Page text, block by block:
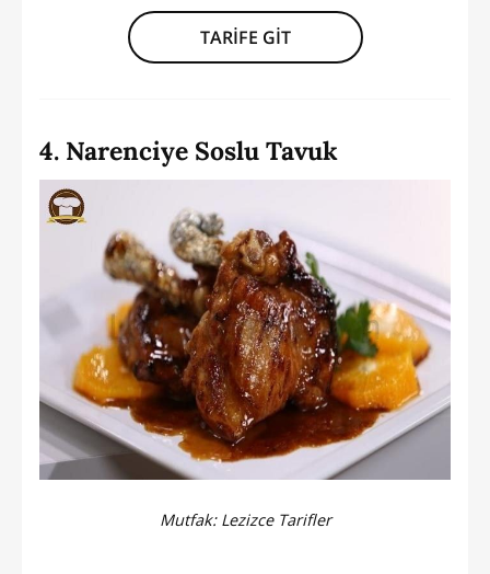
TARİFE GİT
4. Narenciye Soslu Tavuk
Mutfak: Lezizce Tarifler